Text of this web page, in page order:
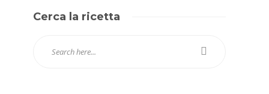
Cerca la ricetta